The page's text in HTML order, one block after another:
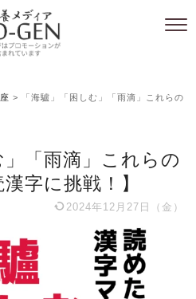
>
「海驢」「困しむ」「雨滴」これらの
」「雨滴」これらの
字に挑戦！】
2024年12月27日（金）